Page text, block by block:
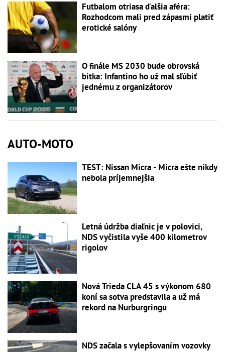
Futbalom otriasa ďalšia aféra:
Rozhodcom mali pred zápasmi platiť
erotické salóny
O finále MS 2030 bude obrovská
bitka: Infantino ho už mal sľúbiť
jednému z organizátorov
AUTO-MOTO
TEST: Nissan Micra - Micra ešte nikdy
nebola príjemnejšia
Letná údržba diaľnic je v polovici,
NDS vyčistila vyše 400 kilometrov
rigolov
Nová Trieda CLA 45 s výkonom 680
koní sa sotva predstavila a už má
rekord na Nurburgringu
NDS začala s vylepšovaním vozovky